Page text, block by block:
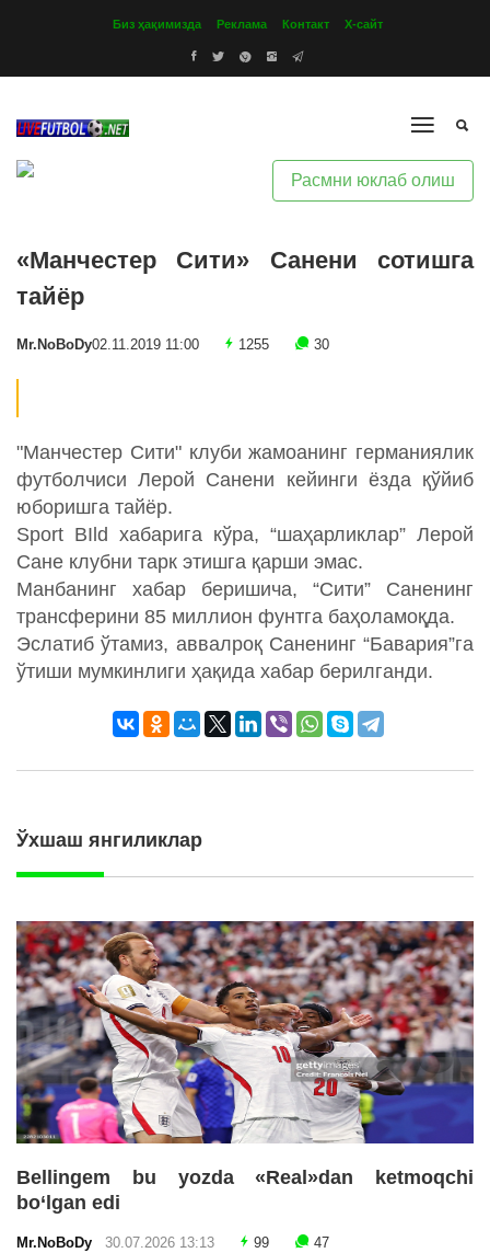
Биз ҳақимизда Реклама Контакт Х-сайт
Расмни юклаб олиш
«Манчестер Сити» Санени сотишга
тайёр
Mr.NoBoDy02.11.2019 11:00 1255 30
"Манчестер Сити" клуби жамоанинг германиялик
футболчиси Лерой Санени кейинги ёзда қўйиб
юборишга тайёр.
Sport BIld хабарига кўра, “шаҳарликлар” Лерой
Сане клубни тарк этишга қарши эмас.
Манбанинг хабар беришича, “Сити” Саненинг
трансферини 85 миллион фунтга баҳоламоқда.
Эслатиб ўтамиз, аввалроқ Саненинг “Бавария”га
ўтиши мумкинлиги ҳақида хабар берилганди.
Ўхшаш янгиликлар
Bellingem bu yozda «Real»dan ketmoqchi
bo‘lgan edi
Mr.NoBoDy 30.07.2026 13:13 99 47